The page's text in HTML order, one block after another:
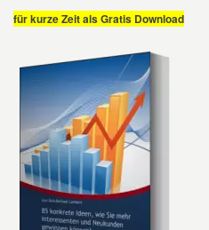
für kurze Zeit als Gratis Download